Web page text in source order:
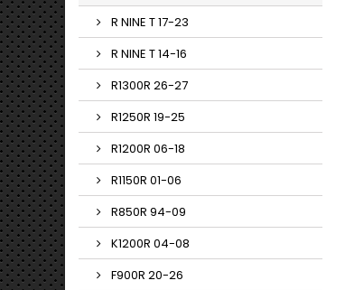
R NINE T 17-23
R NINE T 14-16
R1300R 26-27
R1250R 19-25
R1200R 06-18
R1150R 01-06
R850R 94-09
K1200R 04-08
F900R 20-26